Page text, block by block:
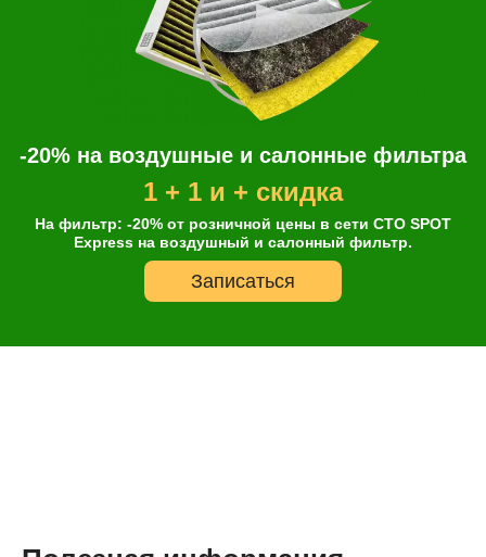
-20% на воздушные и салонные фильтра
1 + 1 и + скидка
На фильтр: -20% от розничной цены в сети СТО SPOT
Express на воздушный и салонный фильтр.
Записаться